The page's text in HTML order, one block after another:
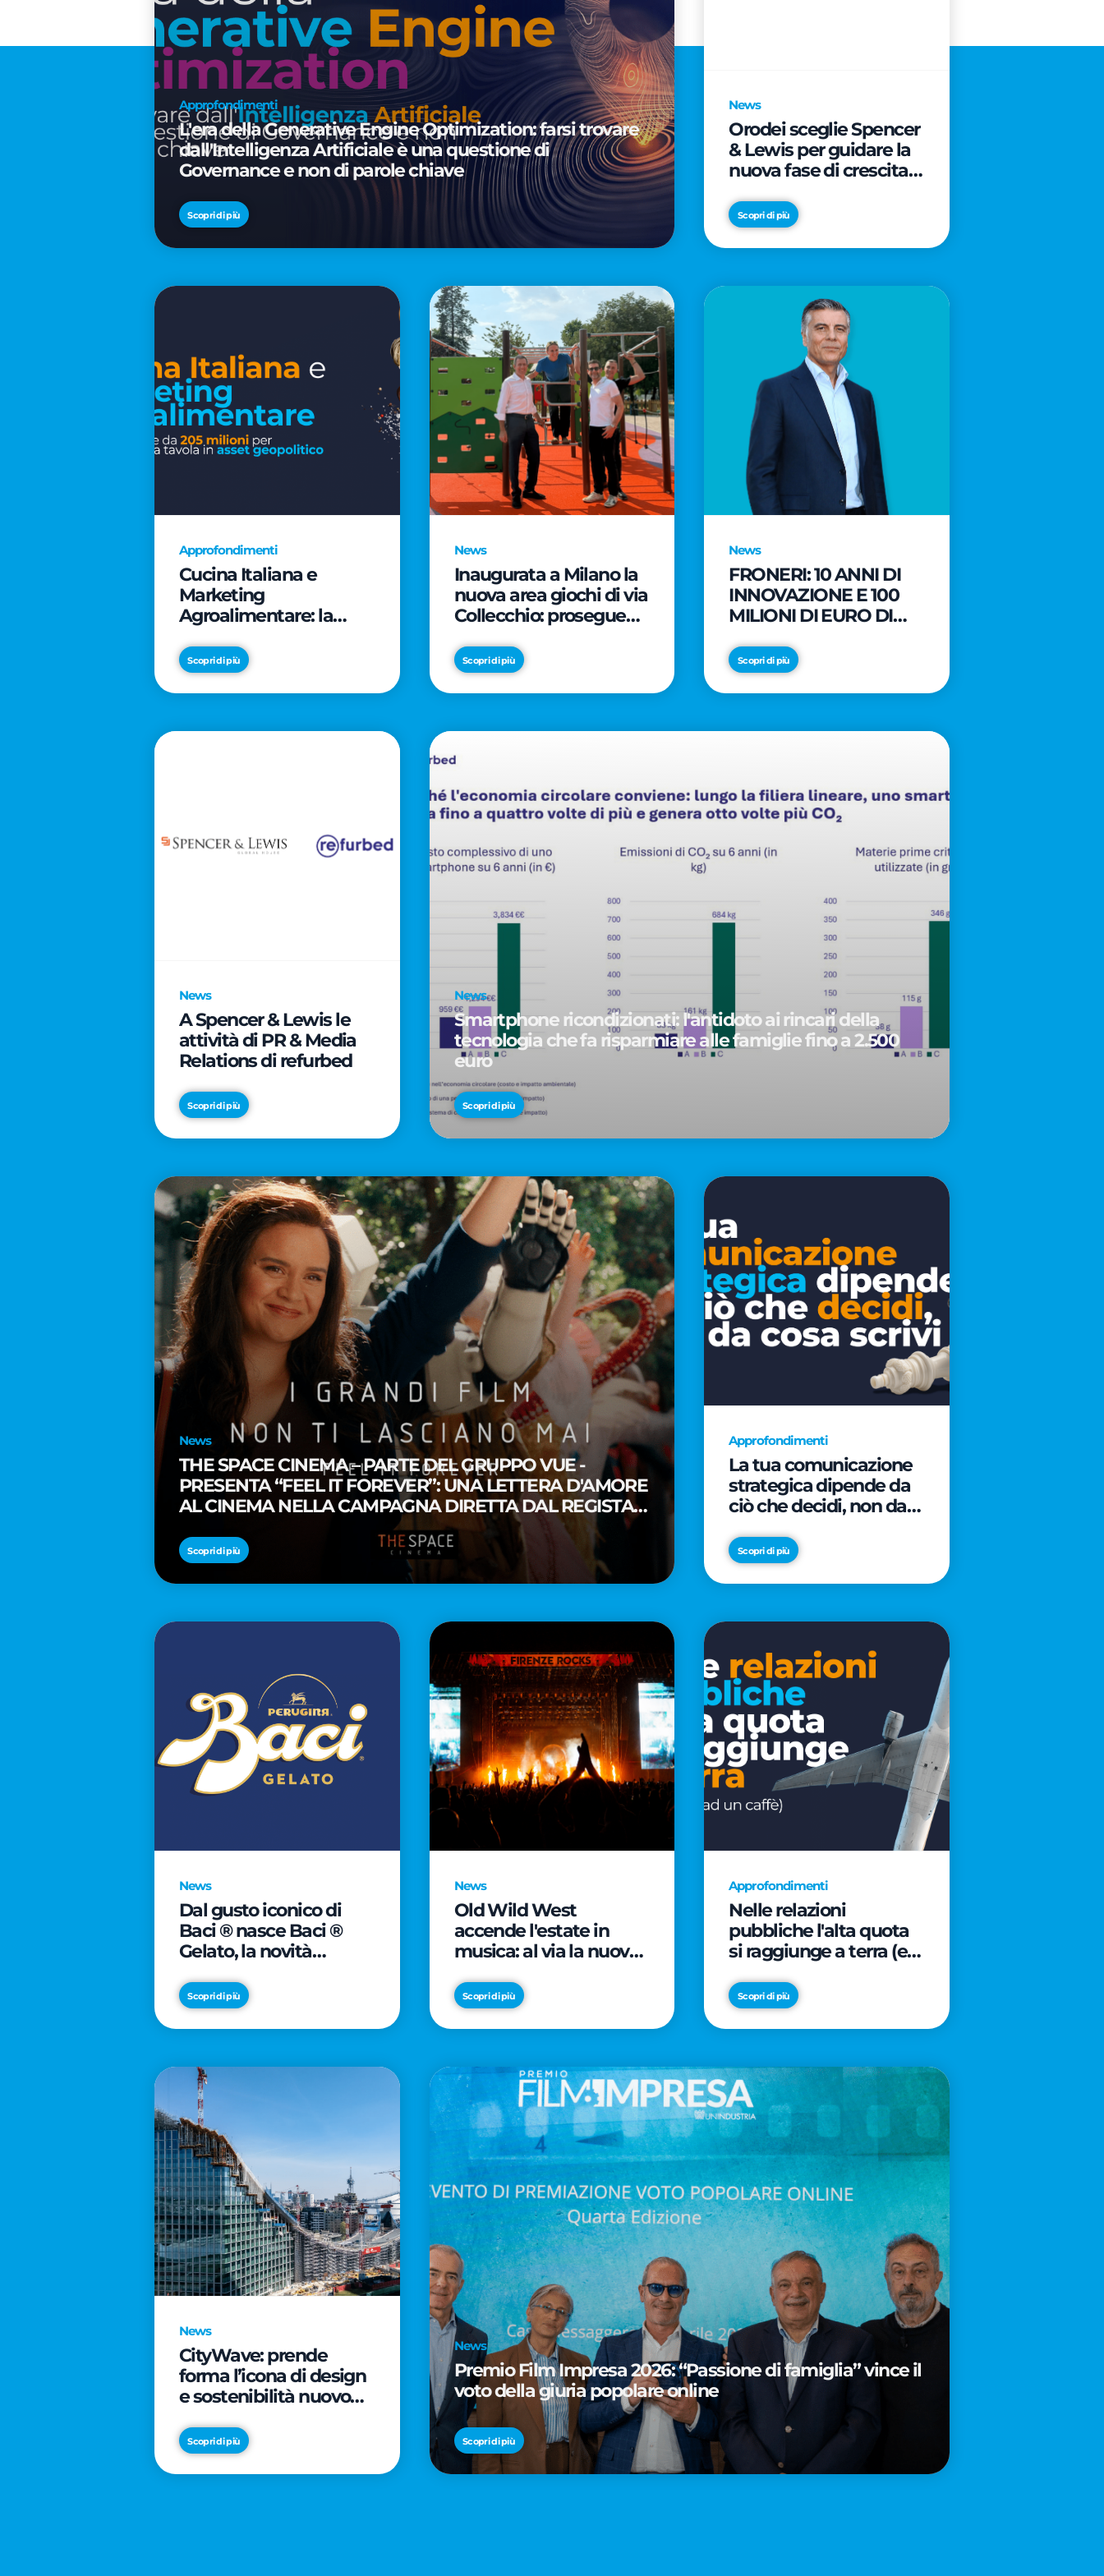
Approfondimenti
L'era della Generative Engine Optimization: farsi trovare
dall'Intelligenza Artificiale è una questione di
Governance e non di parole chiave
Scopri di più
News
Orodei sceglie Spencer
& Lewis per guidare la
nuova fase di crescita e
brand
Scopri di più
Approfondimenti
Cucina Italiana e
Marketing
Agroalimentare: la
milioni per trasformare
la tavola in asset
geopolitico
Scopri di più
News
Inaugurata a Milano la
nuova area giochi di via
Collecchio: prosegue
SmartCityLife per gli
spazi pubblici del
Municipio 8
Scopri di più
News
FRONERI: 10 ANNI DI
INNOVAZIONE E 100
MILIONI DI EURO DI
PER LO SVILUPPO DEL
MERCATO ITALIANO
DEL GELATO
Scopri di più
News
A Spencer & Lewis le
attività di PR & Media
Relations di refurbed
Scopri di più
News
Smartphone ricondizionati: l'antidoto ai rincari della
tecnologia che fa risparmiare alle famiglie fino a 2.500
euro
Scopri di più
News
THE SPACE CINEMA – PARTE DEL GRUPPO VUE -
PRESENTA “FEEL IT FOREVER”: UNA LETTERA D'AMORE
AL CINEMA NELLA CAMPAGNA DIRETTA DAL REGISTA
PREMIO OSCAR® TAIKA WAITITI
Scopri di più
Approfondimenti
La tua comunicazione
strategica dipende da
ciò che decidi, non da
Scopri di più
News
Dal gusto iconico di
Baci ® nasce Baci ®
Gelato, la novità
Scopri di più
News
Old Wild West
accende l'estate in
musica: al via la nuova
e le prestigiose
partnership con Radio
Italia e Live Nation
Scopri di più
Approfondimenti
Nelle relazioni
pubbliche l'alta quota
si raggiunge a terra (e
Scopri di più
News
CityWave: prende
forma l’icona di design
e sostenibilità nuovo
Scopri di più
News
Premio Film Impresa 2026: “Passione di famiglia” vince il
voto della giuria popolare online
Scopri di più